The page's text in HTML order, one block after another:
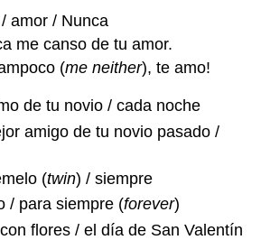
amor / Nunca
me canso de tu amor.
(me neither), te amo!
de tu novio / cada noche
amigo de tu novio pasado /
(twin) / siempre
/ para siempre (forever)
flores / el día de San Valentín